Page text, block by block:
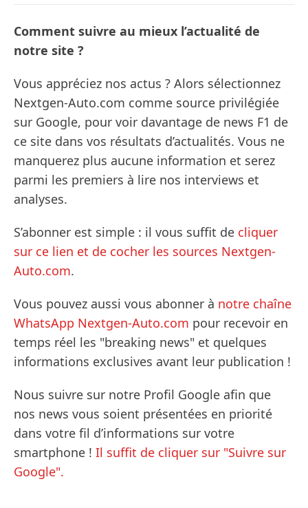
Comment suivre au mieux l’actualité de
notre site ?
Vous appréciez nos actus ? Alors sélectionnez
Nextgen-Auto.com comme source privilégiée
sur Google, pour voir davantage de news F1 de
ce site dans vos résultats d’actualités. Vous ne
manquerez plus aucune information et serez
parmi les premiers à lire nos interviews et
analyses.
S’abonner est simple : il vous suffit de cliquer
sur ce lien et de cocher les sources Nextgen-
Auto.com.
Vous pouvez aussi vous abonner à notre chaîne
WhatsApp Nextgen-Auto.com pour recevoir en
temps réel les "breaking news" et quelques
informations exclusives avant leur publication !
Nous suivre sur notre Profil Google afin que
nos news vous soient présentées en priorité
dans votre fil d’informations sur votre
smartphone ! Il suffit de cliquer sur "Suivre sur
Google".